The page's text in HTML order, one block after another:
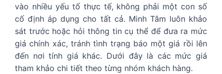
vào nhiều yếu tố thực tế, không phải một con số
cố định áp dụng cho tất cả. Minh Tâm luôn khảo
sát trước hoặc hỏi thông tin cụ thể để đưa ra mức
giá chính xác, tránh tình trạng báo một giá rồi lên
đến nơi tính giá khác. Dưới đây là các mức giá
tham khảo chi tiết theo từng nhóm khách hàng.